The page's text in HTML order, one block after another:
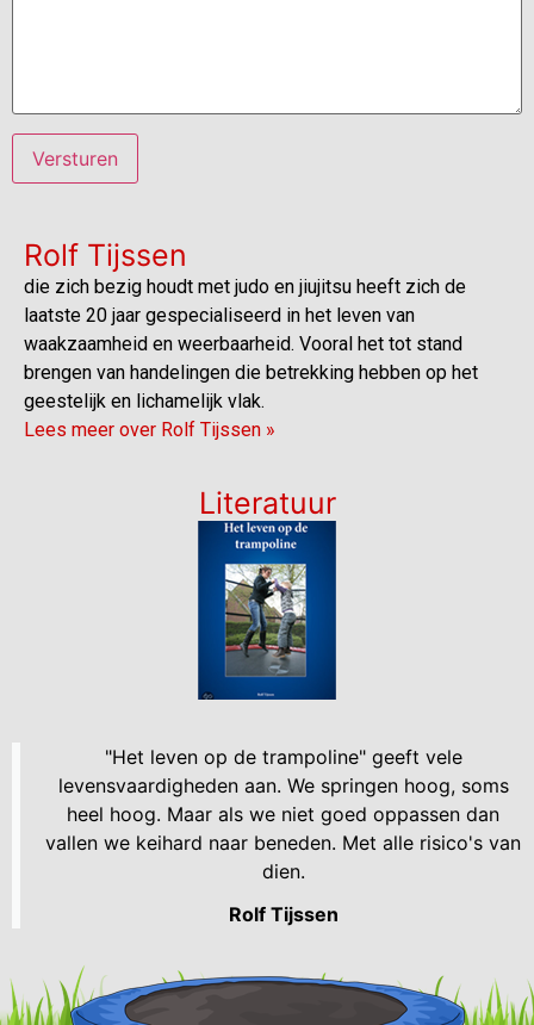
Rolf Tijssen
die zich bezig houdt met judo en jiujitsu heeft zich de
laatste 20 jaar gespecialiseerd in het leven van
waakzaamheid en weerbaarheid. Vooral het tot stand
brengen van handelingen die betrekking hebben op het
geestelijk en lichamelijk vlak.
Lees meer over Rolf Tijssen »
Literatuur
"Het leven op de trampoline" geeft vele
levensvaardigheden aan. We springen hoog, soms
heel hoog. Maar als we niet goed oppassen dan
vallen we keihard naar beneden. Met alle risico's van
dien.
Rolf Tijssen